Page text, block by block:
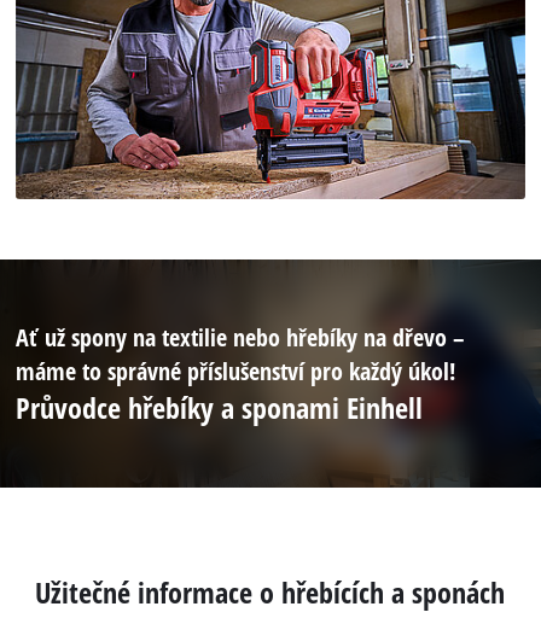
Ať už spony na textilie nebo hřebíky na dřevo –
máme to správné příslušenství pro každý úkol!
Průvodce hřebíky a sponami Einhell
Užitečné informace o hřebících a sponách